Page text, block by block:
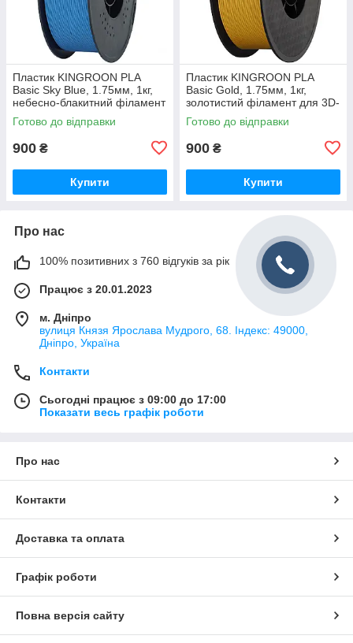
Пластик KINGROON PLA
Basic Sky Blue, 1.75мм, 1кг,
небесно-блакитний філамент
для 3D-друку
Готово до відправки
900 ₴
Купити
Пластик KINGROON PLA
Basic Gold, 1.75мм, 1кг,
золотистий філамент для 3D-
друку
Готово до відправки
900 ₴
Купити
Про нас
100% позитивних з 760 відгуків за рік
Працює з 20.01.2023
м. Дніпро
вулиця Князя Ярослава Мудрого, 68. Індекс: 49000,
Дніпро, Україна
Контакти
Сьогодні працює з 09:00 до 17:00
Показати весь графік роботи
Про нас
Контакти
Доставка та оплата
Графік роботи
Повна версія сайту